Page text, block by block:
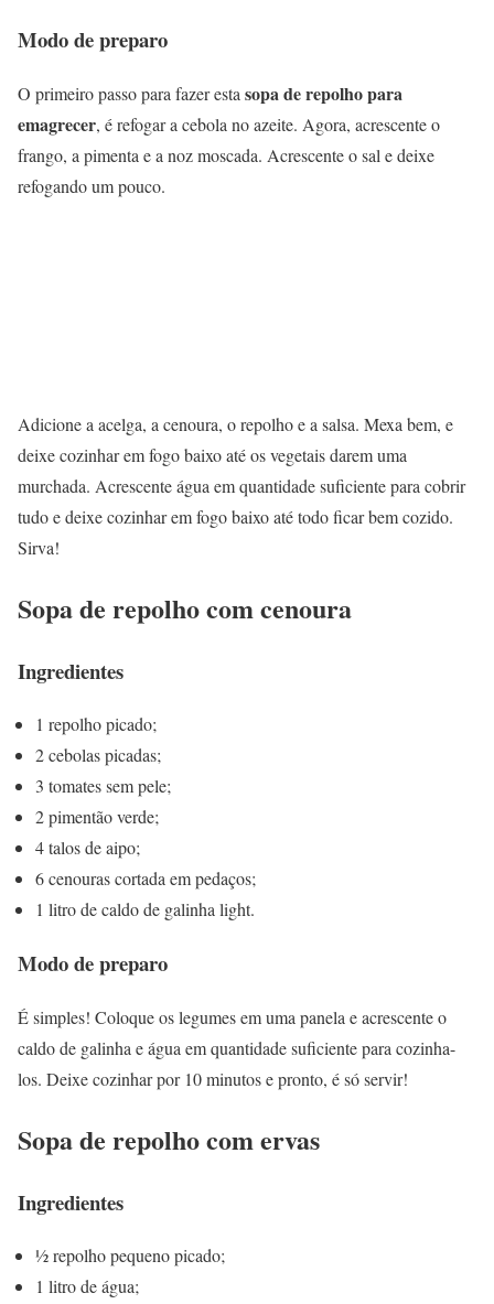
Modo de preparo
O primeiro passo para fazer esta sopa de repolho para
emagrecer, é refogar a cebola no azeite. Agora, acrescente o
frango, a pimenta e a noz moscada. Acrescente o sal e deixe
refogando um pouco.
Adicione a acelga, a cenoura, o repolho e a salsa. Mexa bem, e
deixe cozinhar em fogo baixo até os vegetais darem uma
murchada. Acrescente água em quantidade suficiente para cobrir
tudo e deixe cozinhar em fogo baixo até todo ficar bem cozido.
Sirva!
Sopa de repolho com cenoura
Ingredientes
1 repolho picado;
2 cebolas picadas;
3 tomates sem pele;
2 pimentão verde;
4 talos de aipo;
6 cenouras cortada em pedaços;
1 litro de caldo de galinha light.
Modo de preparo
É simples! Coloque os legumes em uma panela e acrescente o
caldo de galinha e água em quantidade suficiente para cozinha-
los. Deixe cozinhar por 10 minutos e pronto, é só servir!
Sopa de repolho com ervas
Ingredientes
½ repolho pequeno picado;
1 litro de água;